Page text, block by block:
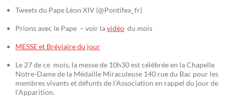
Tweets du Pape Léon XIV (@Pontifex_fr)
Prions avec le Pape – voir lavidéo du mois
MESSE et Bréviaire du jour
Le 27 de ce mois, la messe de 10h30 est célébrée en la Chapelle
Notre-Dame de la Médaille Miraculeuse 140 rue du Bac pour les
membres vivants et défunts de l’Association en rappel du jour de
l’Apparition.